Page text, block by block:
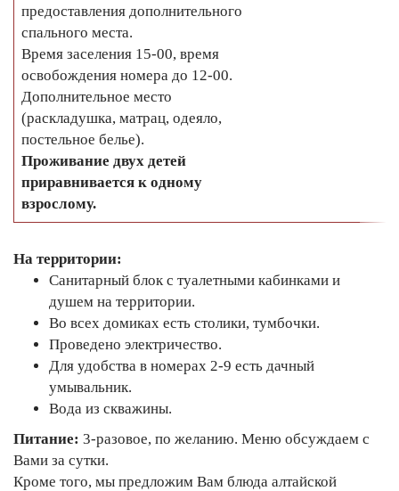
предоставления дополнительного
спального места.
Время заселения 15-00, время
освобождения номера до 12-00.
Дополнительное место
(раскладушка, матрац, одеяло,
постельное белье).
Проживание двух детей
приравнивается к одному
взрослому.
На территории:
Санитарный блок с туалетными кабинками и
душем на территории.
Во всех домиках есть столики, тумбочки.
Проведено электричество.
Для удобства в номерах 2-9 есть дачный
умывальник.
Вода из скважины.
Питание: 3-разовое, по желанию. Меню обсуждаем с
Вами за сутки.
Кроме того, мы предложим Вам блюда алтайской